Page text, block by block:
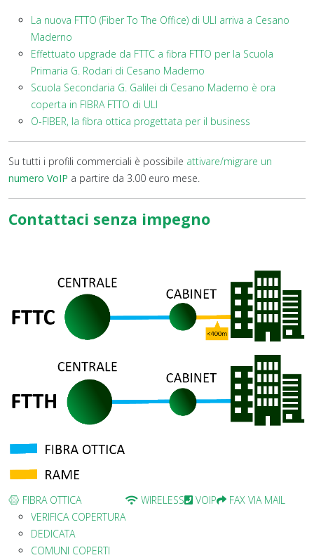
La nuova FTTO (Fiber To The Office) di ULI arriva a Cesano
Maderno
Effettuato upgrade da FTTC a fibra FTTO per la Scuola
Primaria G. Rodari di Cesano Maderno
Scuola Secondaria G. Galilei di Cesano Maderno è ora
coperta in FIBRA FTTO di ULI
O-FIBER, la fibra ottica progettata per il business
Su tutti i profili commerciali è possibile attivare/migrare un
numero VoIP a partire da 3.00 euro mese.
Contattaci senza impegno
FIBRA OTTICA
VERIFICA COPERTURA
DEDICATA
COMUNI COPERTI
WIRELESS VOIP FAX VIA MAIL